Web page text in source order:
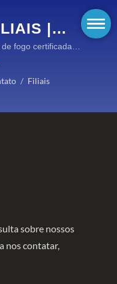
|
DE ALTA
fogo certificadas
/ Filiais
sobre nossos
nos contatar,